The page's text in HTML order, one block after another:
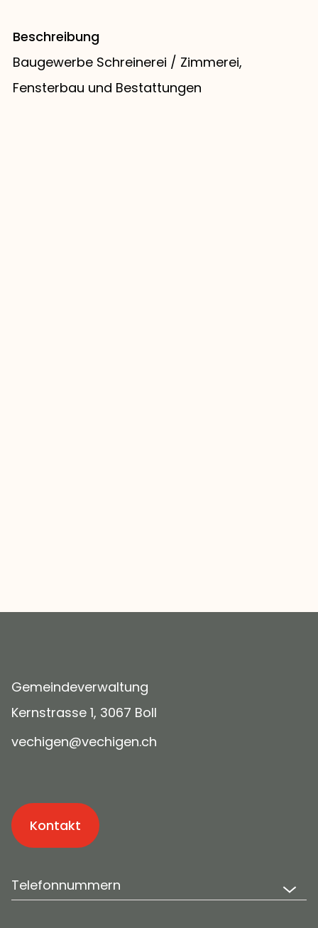
Beschreibung
Baugewerbe Schreinerei / Zimmerei,
Fensterbau und Bestattungen
Gemeindeverwaltung
Kernstrasse 1, 3067 Boll
v ch g n v ch g n ch
Kontakt
Telefonnummern